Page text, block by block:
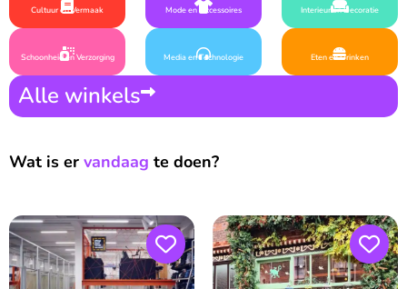
Cultuur en Vermaak Mode en Accessoires Interieur en Decoratie
Schoonheid en Verzorging Media en Technologie Eten en Drinken
Alle winkels
Wat is er vandaag te doen?